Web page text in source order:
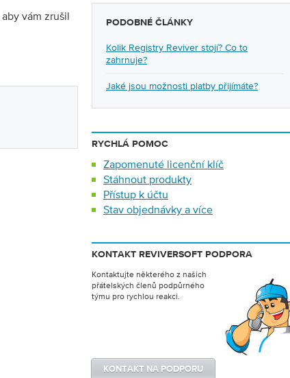
vám zrušil
PODOBNÉ ČLÁNKY
Kolik Registry Reviver stojí? Co to
zahrnuje?
Jaké jsou možnosti platby přijímáte?
RYCHLÁ POMOC
Zapomenuté licenční klíč
Stáhnout produkty
Přístup k účtu
Stav objednávky a více
KONTAKT REVIVERSOFT PODPORA
Kontaktujte některého z našich
přátelských členů podpůrného
týmu pro rychlou reakci.
KONTAKT NA PODPORU